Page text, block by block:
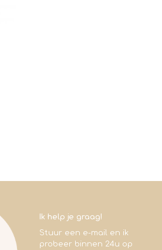
Ik help je graag!
Stuur een e-mail en ik
probeer binnen 24u op